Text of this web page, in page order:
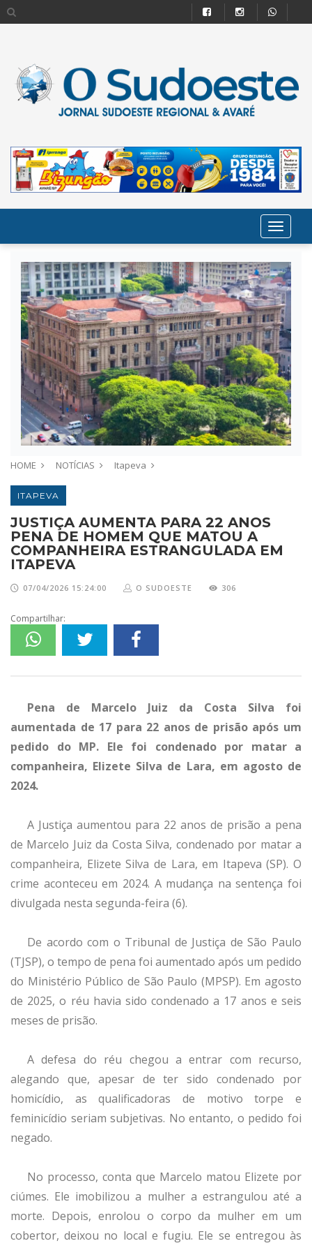
HOME NOTÍCIAS Itapeva
ITAPEVA
JUSTIÇA AUMENTA PARA 22 ANOS
PENA DE HOMEM QUE MATOU A
COMPANHEIRA ESTRANGULADA EM
ITAPEVA
07/04/2026 15:24:00 O SUDOESTE 306
Compartilhar:
Pena de Marcelo Juiz da Costa Silva foi
aumentada de 17 para 22 anos de prisão após um
pedido do MP. Ele foi condenado por matar a
companheira, Elizete Silva de Lara, em agosto de
2024.
A Justiça aumentou para 22 anos de prisão a pena
de Marcelo Juiz da Costa Silva, condenado por matar a
companheira, Elizete Silva de Lara, em Itapeva (SP). O
crime aconteceu em 2024. A mudança na sentença foi
divulgada nesta segunda-feira (6).
De acordo com o Tribunal de Justiça de São Paulo
(TJSP), o tempo de pena foi aumentado após um pedido
do Ministério Público de São Paulo (MPSP). Em agosto
de 2025, o réu havia sido condenado a 17 anos e seis
meses de prisão.
A defesa do réu chegou a entrar com recurso,
alegando que, apesar de ter sido condenado por
homicídio, as qualificadoras de motivo torpe e
feminicídio seriam subjetivas. No entanto, o pedido foi
negado.
No processo, conta que Marcelo matou Elizete por
ciúmes. Ele imobilizou a mulher a estrangulou até a
morte. Depois, enrolou o corpo da mulher em um
cobertor, deixou no local e fugiu. Ele se entregou às